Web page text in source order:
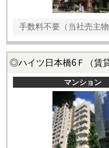
手数料不要（当社売主物
◎ハイツ日本橋6Ｆ（賃
マンション